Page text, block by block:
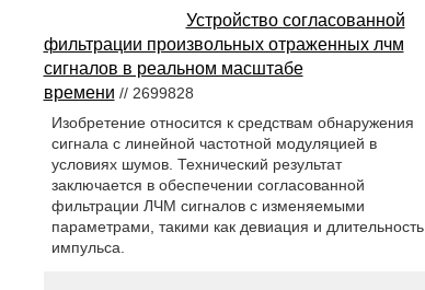
Устройство согласованной
фильтрации произвольных отраженных лчм
сигналов в реальном масштабе
времени // 2699828
Изобретение относится к средствам обнаружения
сигнала с линейной частотной модуляцией в
условиях шумов. Технический результат
заключается в обеспечении согласованной
фильтрации ЛЧМ сигналов с изменяемыми
параметрами, такими как девиация и длительность
импульса.